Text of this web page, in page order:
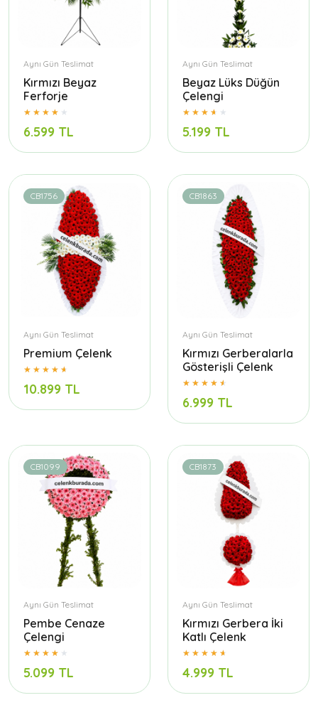
Aynı Gün Teslimat
Kırmızı Beyaz
Ferforje
6.599 TL
Aynı Gün Teslimat
Beyaz Lüks Düğün
Çelengi
5.199 TL
CB1756
Aynı Gün Teslimat
Premium Çelenk
10.899 TL
CB1863
Aynı Gün Teslimat
Kırmızı Gerberalarla
Gösterişli Çelenk
6.999 TL
CB1099
Aynı Gün Teslimat
Pembe Cenaze
Çelengi
5.099 TL
CB1873
Aynı Gün Teslimat
Kırmızı Gerbera İki
Katlı Çelenk
4.999 TL